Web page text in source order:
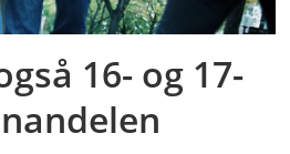
16- og 17-